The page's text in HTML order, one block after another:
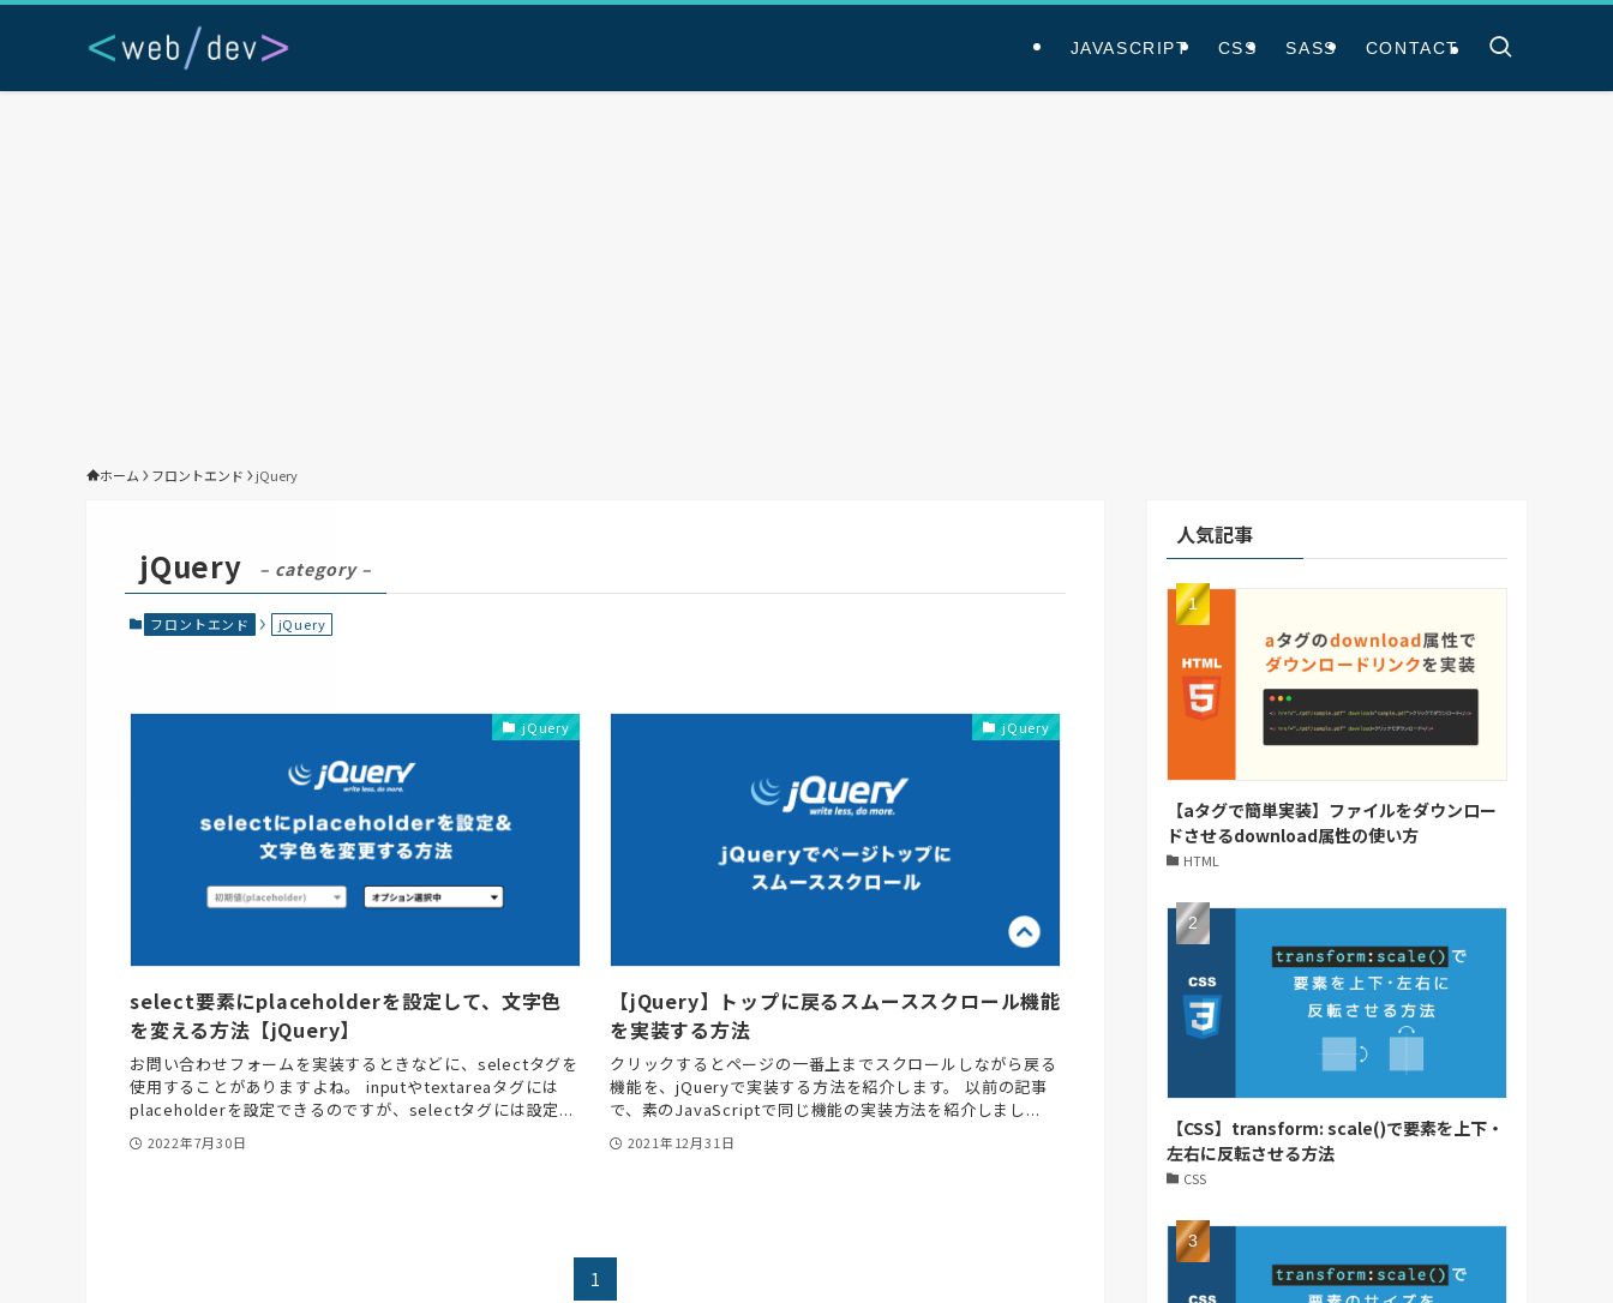
JAVASCRIPT CSS SASS CONTACT
ホーム フロントエンド jQuery
jQuery – category –
フロントエンド jQuery
jQuery
select要素にplaceholderを設定して、文字色
を変える方法【jQuery】
お問い合わせフォームを実装するときなどに、selectタグを
使用することがありますよね。 inputやtextareaタグには
placeholderを設定できるのですが、selectタグには設定...
2022年7月30日
jQuery
【jQuery】トップに戻るスムーススクロール機能
を実装する方法
クリックするとページの一番上までスクロールしながら戻る
機能を、jQueryで実装する方法を紹介します。 以前の記事
で、素のJavaScriptで同じ機能の実装方法を紹介しまし...
2021年12月31日
1
人気記事
【aタグで簡単実装】ファイルをダウンロー
ドさせるdownload属性の使い方
HTML
【CSS】transform: scale()で要素を上下・
左右に反転させる方法
CSS